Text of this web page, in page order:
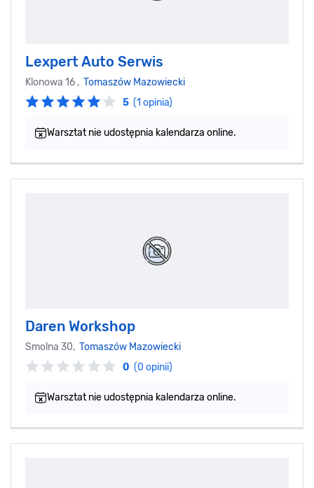
Lexpert Auto Serwis
Klonowa 16 , Tomaszów Mazowiecki
5 (1 opinia)
Warsztat nie udostępnia kalendarza online.
Daren Workshop
Smolna 30, Tomaszów Mazowiecki
0 (0 opinii)
Warsztat nie udostępnia kalendarza online.